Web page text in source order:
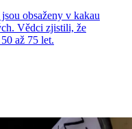
obsaženy v kakau
Vědci zjistili, že
až 75 let.